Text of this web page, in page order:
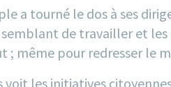
a tourné le dos à ses
de travailler et
même pour redresser le
voit les initiatives